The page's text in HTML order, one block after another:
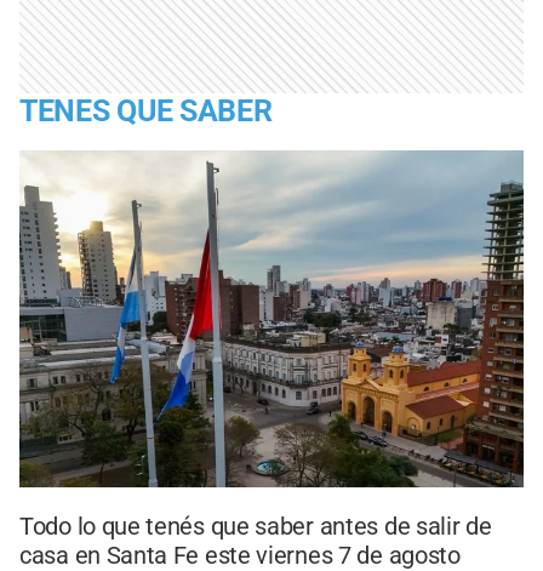
TENES QUE SABER
Todo lo que tenés que saber antes de salir de
casa en Santa Fe este viernes 7 de agosto